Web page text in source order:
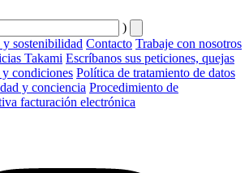
)
sostenibilidad Contacto Trabaje con nosotros
Takami Escríbanos sus peticiones, quejas
condiciones Política de tratamiento de datos
y conciencia Procedimiento de
facturación electrónica